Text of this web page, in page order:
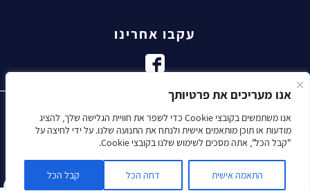
אנו מעריכים את פרטיותך
אנו משתמשים בקובצי Cookie כדי לשפר את חוויית הגלישה שלך, להציג
מודעות או תוכן מותאמים אישית ולנתח את התנועה שלנו. על ידי לחיצה על
"קבל הכל", אתה מסכים לשימוש שלנו בקובצי Cookie.
התאמה אישית דחה הכל קבל הכל
עקבו אחרינו
כל הזכויות שמורות קבוצת בולד - חברת התחדשות עירונית / פינוי בינוי |
ניהול, ליווי וקידום פרויקטים
אקסטרה דיגיטל - קידום אתרים ושיווק דיגיטלי